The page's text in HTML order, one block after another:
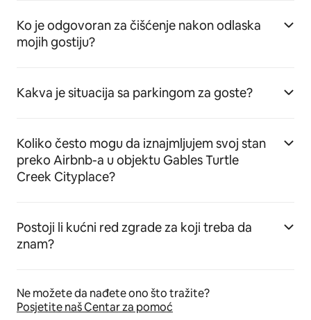
Ko je odgovoran za čišćenje nakon odlaska
mojih gostiju?
Kakva je situacija sa parkingom za goste?
Koliko često mogu da iznajmljujem svoj stan
preko Airbnb-a u objektu Gables Turtle
Creek Cityplace?
Postoji li kućni red zgrade za koji treba da
znam?
Ne možete da nađete ono što tražite?
Posjetite naš Centar za pomoć